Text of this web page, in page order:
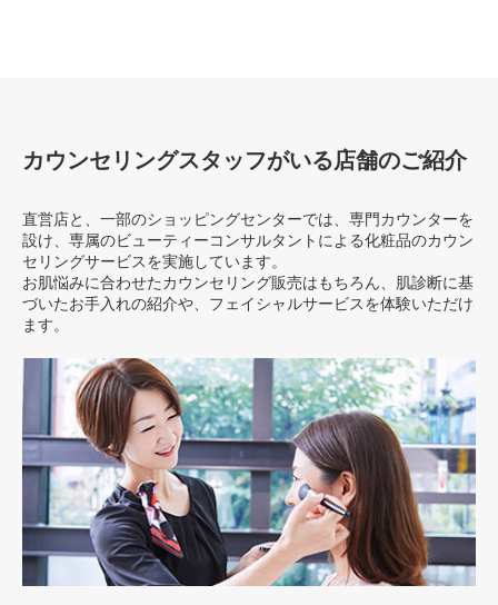
カウンセリングスタッフがいる店舗のご紹介
直営店と、一部のショッピングセンターでは、専門カウンターを
設け、専属のビューティーコンサルタントによる化粧品のカウン
セリングサービスを実施しています。
お肌悩みに合わせたカウンセリング販売はもちろん、肌診断に基
づいたお手入れの紹介や、フェイシャルサービスを体験いただけ
ます。